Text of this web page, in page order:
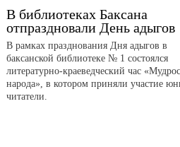
В библиотеках Баксана
отпраздновали День адыгов
В рамках празднования Дня адыгов в
баксанской библиотеке № 1 состоялся
литературно-краеведческий час
народа», в котором приняли участие
читатели.